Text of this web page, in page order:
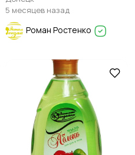
5 месяцев назад
Роман Ростенко